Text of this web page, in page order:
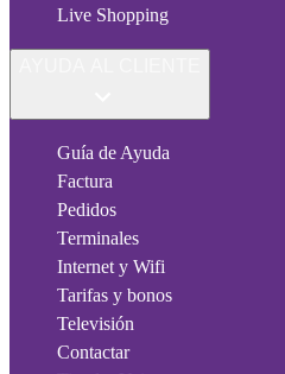
Live Shopping
Guía de Ayuda
Factura
Pedidos
Terminales
Internet y Wifi
Tarifas y bonos
Televisión
Contactar